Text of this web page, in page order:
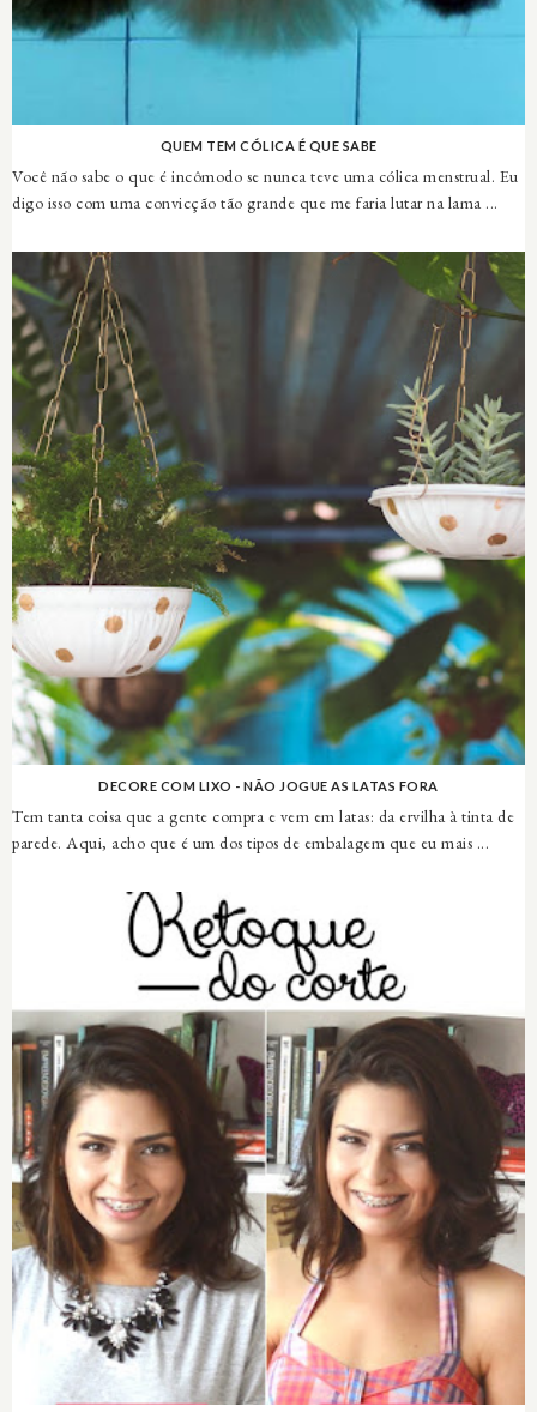
QUEM TEM CÓLICA É QUE SABE
Você não sabe o que é incômodo se nunca teve uma cólica menstrual. Eu
digo isso com uma convicção tão grande que me faria lutar na lama ...
DECORE COM LIXO - NÃO JOGUE AS LATAS FORA
Tem tanta coisa que a gente compra e vem em latas: da ervilha à tinta de
parede. Aqui, acho que é um dos tipos de embalagem que eu mais ...